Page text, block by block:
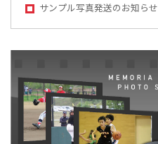
サンプル写真発送のお知らせ